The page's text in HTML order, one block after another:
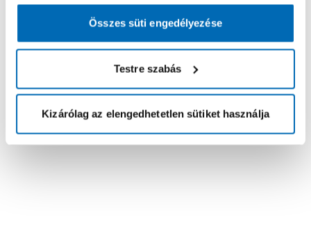
Összes süti engedélyezése
Testre szabás
Kizárólag az elengedhetetlen sütiket használja